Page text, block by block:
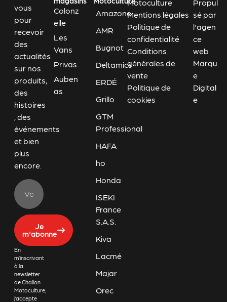
vous
pour
recevoir
des
actualités
sur nos
produits,
des
histoires
, des
événements
et bien
plus
encore.
Je
m'abonne
En
m’inscrivant
à la
newsletter
de Challon
Motoculture,
j’accepte
Colonz
elle
Les
Vans
Privas
Auben
as
Amazone
AMR
Bugnot
Deltamics
ERDÉ
Grillo
GTM
Professional
HAFA
ho
Honda
ISEKI
France
S.A.S.
Kiva
Lacmé
Majar
Orec
Motoculture
Mentions légales
Politique de
confidentialité
Conditions
générales de
vente
Politique de
cookies
Propul
sé par
l'agen
ce
web
Marqu
e
Digital
e